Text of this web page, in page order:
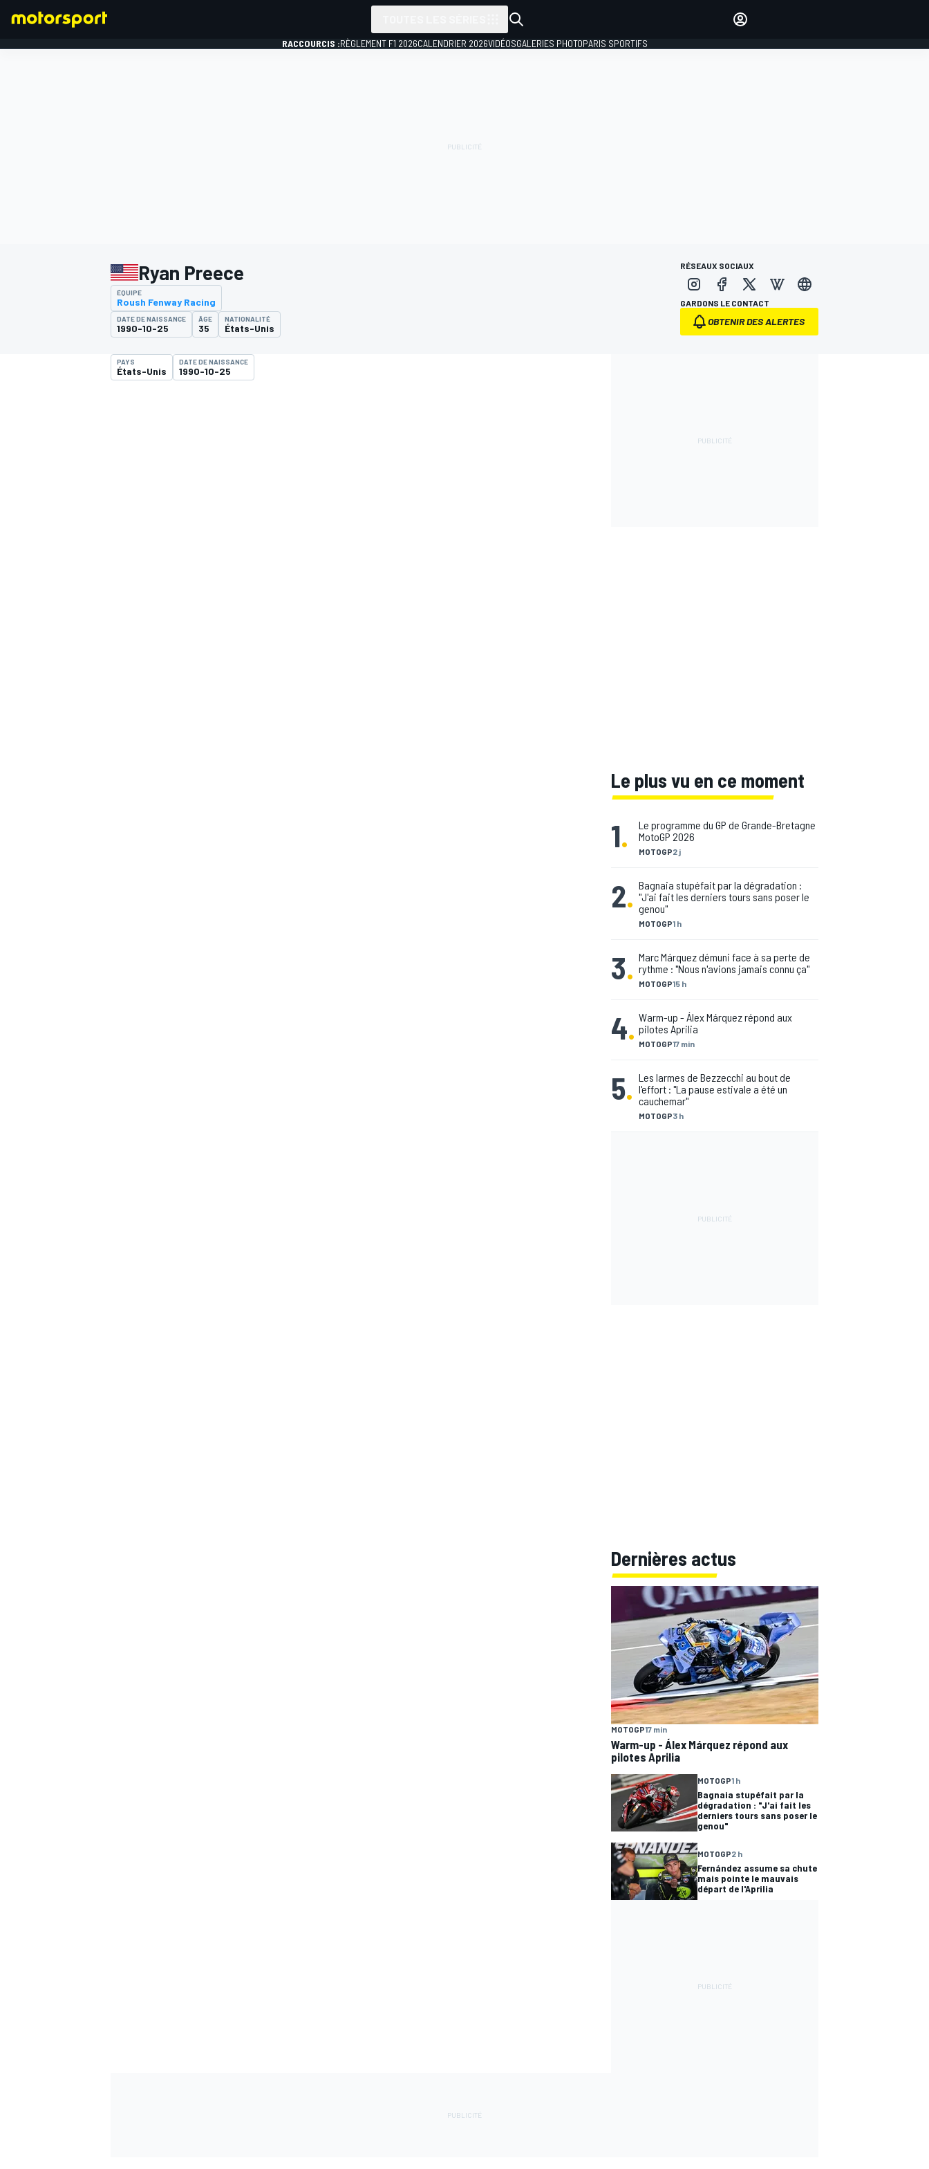
RACCOURCIS :RÈGLEMENT F1 2026CALENDRIER 2026VIDÉOSGALERIES PHOTOPARIS SPORTIFS
Ryan Preece
ÉQUIPE
Roush Fenway Racing
DATE DE NAISSANCE
1990-10-25
ÂGE
35
NATIONALITÉ
États-Unis
RÉSEAUX SOCIAUX
GARDONS LE CONTACT
OBTENIR DES ALERTES
PAYS
États-Unis
DATE DE NAISSANCE
1990-10-25
Le plus vu en ce moment
1. MOTOGP2 j
Le programme du GP de Grande-Bretagne
MotoGP 2026
2.
MOTOGP1 h
Bagnaia stupéfait par la dégradation :
"J'ai fait les derniers tours sans poser le
genou"
3. MOTOGP15 h
Marc Márquez démuni face à sa perte de
rythme : "Nous n'avions jamais connu ça"
4. MOTOGP17 min
Warm-up - Álex Márquez répond aux
pilotes Aprilia
5.
MOTOGP3 h
Les larmes de Bezzecchi au bout de
l'effort : "La pause estivale a été un
cauchemar"
Dernières actus
MOTOGP17 min
Warm-up - Álex Márquez répond aux
pilotes Aprilia
MOTOGP1 h
Bagnaia stupéfait par la
dégradation : "J'ai fait les
derniers tours sans poser le
genou"
MOTOGP2 h
Fernández assume sa chute
mais pointe le mauvais
départ de l'Aprilia